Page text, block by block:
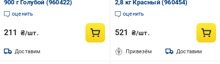
900 г Голубой (960422)
оценить
211 ₴/шт.
Доставим
2,8 кг Красный (960454)
оценить
521 ₴/шт.
Привезём Доставим